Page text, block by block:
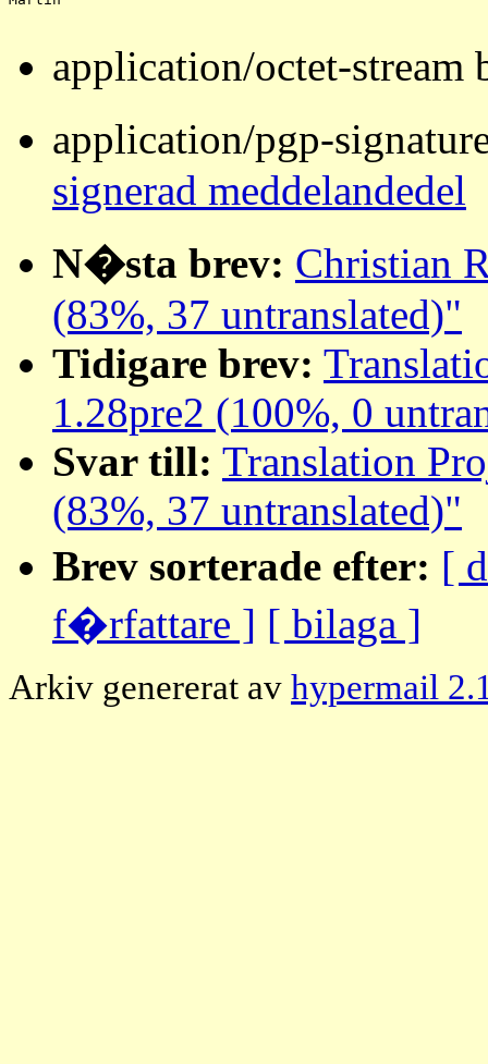
application/octet-stream
application/pgp-
signerad meddelandedel
N�sta brev: Christian
(83%, 37 untranslated)"
Tidigare brev:
1.28pre2 (100%, 0
Svar till: Translation
(83%, 37 untranslated)"
Brev sorterade efter: [
f�rfattare ] [ bilaga ]
Arkiv genererat av hypermail